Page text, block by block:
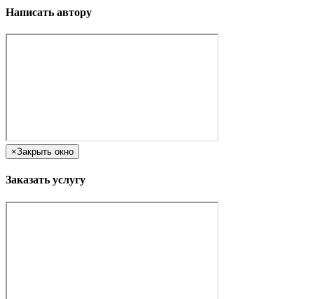
Написать автору
×Закрыть окно
Заказать услугу